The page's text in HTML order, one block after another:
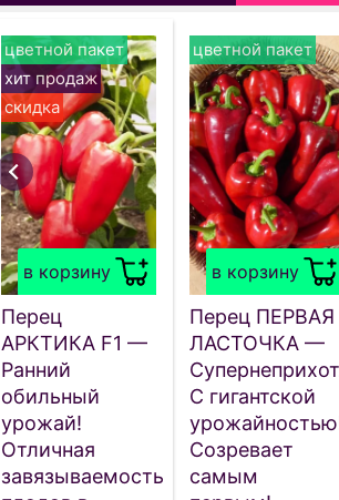
в корзину
цветной пакет
хит продаж
скидка
Перец
АРКТИКА F1 —
Ранний
обильный
урожай!
Отличная
завязываемость
в корзину
цветной пакет
Перец ПЕРВАЯ
ЛАСТОЧКА —
С гигантской
Созревает
самым